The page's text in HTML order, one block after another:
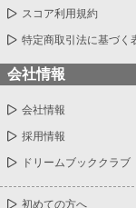
スコア利用規約
特定商取引法に基づく
会社情報
会社情報
採用情報
ドリームブッククラブ
初めての方へ